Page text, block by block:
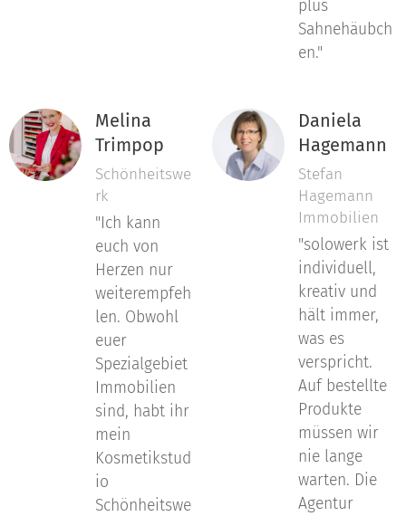
plus
Sahnehäubch
en."
Melina
Trimpop
Schönheitswe
rk
"Ich kann
euch von
Herzen nur
weiterempfeh
len. Obwohl
euer
Spezialgebiet
Immobilien
sind, habt ihr
mein
Kosmetikstud
io
Schönheitswe
Daniela
Hagemann
Stefan
Hagemann
Immobilien
"solowerk ist
individuell,
kreativ und
hält immer,
was es
verspricht.
Auf bestellte
Produkte
müssen wir
nie lange
warten. Die
Agentur